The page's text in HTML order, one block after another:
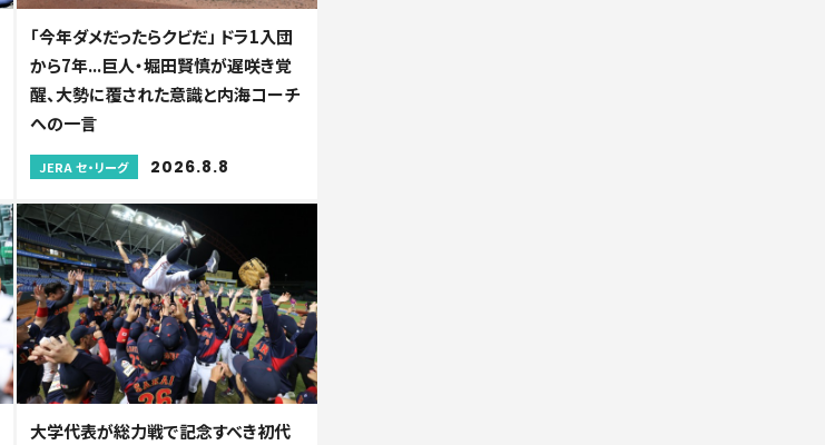
「今年ダメだったらクビだ」 ドラ1入団
から7年...巨人・堀田賢慎が遅咲き覚
醒、大勢に覆された意識と内海コーチ
への一言
JERA セ・リーグ 2026.8.8
大学代表が総力戦で記念すべき初代